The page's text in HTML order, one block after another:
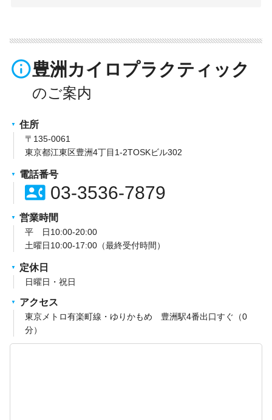
info_outline豊洲カイロプラクティック
住所
〒135-0061
東京都江東区豊洲4丁目1-2TOSKビル302
電話番号
contact_phone03-3536-7879
営業時間
平 日10:00-20:00
土曜日10:00-17:00（最終受付時間）
定休日
日曜日・祝日
アクセス
東京メトロ有楽町線・ゆりかもめ 豊洲駅4番出口すぐ（0
分）